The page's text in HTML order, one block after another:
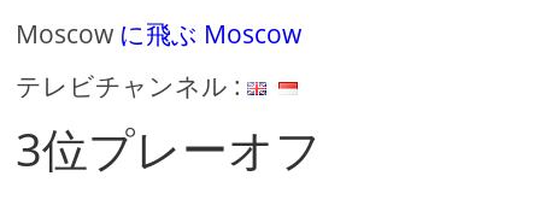
Moscow に飛ぶ Moscow
テレビチャンネル :
3位プレーオフ